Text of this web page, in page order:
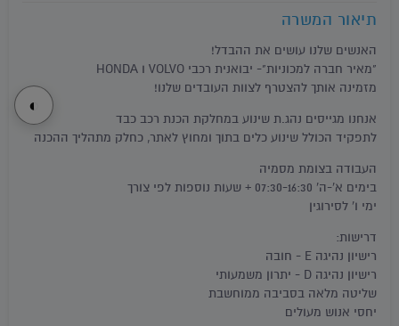
◐
תיאור המשרה
האנשים שלנו עושים את ההבדל!
"מאיר חברה למכוניות"- יבואנית רכבי VOLVO ו HONDA
מזמינה אותך להצטרף לצוות העובדים שלנו!
אנחנו מגייסים נהג.ת שינוע במחלקת הכנת רכב כבד
לתפקיד הכולל שינוע כלים בתוך ומחוץ לאתר, כחלק מתהליך ההכנה
העבודה בצומת מסמיה
בימים א'-ה' 07:30-16:30 + שעות נוספות לפי צורך
ימי ו' לסירוגין
דרישות:
רישיון נהיגה E - חובה
רישיון נהיגה D - יתרון משמעותי
שליטה מלאה בסביבה ממוחשבת
יחסי אנוש מעולים